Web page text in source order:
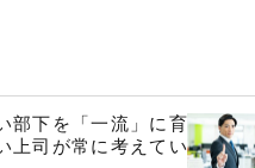
部下を「一流」に育
上司が常に考えてい